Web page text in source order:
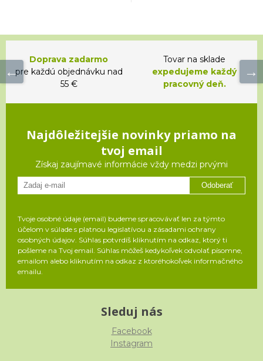
Doprava zadarmo
pre každú objednávku nad
55 €
Tovar na sklade
expedujeme každý
pracovný deň.
Najdôležitejšie novinky priamo na
tvoj email
Získaj zaujímavé informácie vždy medzi prvými
Odoberať
Tvoje osobné údaje (email) budeme spracovávať len za týmto
účelom v súlade s platnou legislatívou a zásadami ochrany
osobných údajov. Súhlas potvrdíš kliknutím na odkaz, ktorý ti
pošleme na Tvoj email. Súhlas môžeš kedykoľvek odvolať písomne,
emailom alebo kliknutím na odkaz z ktoréhokoľvek informačného
emailu.
Sleduj nás
Facebook
Instagram